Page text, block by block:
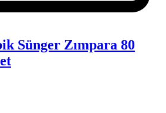
Sünger Zımpara 80